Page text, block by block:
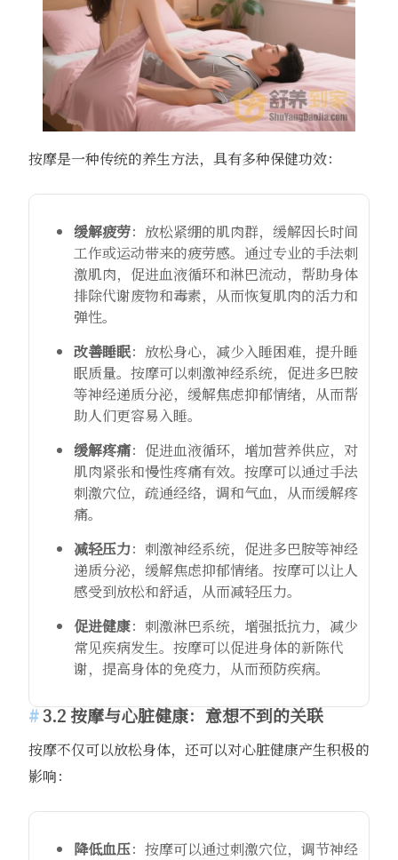
按摩是一种传统的养生方法，具有多种保健功效：
缓解疲劳：放松紧绷的肌肉群，缓解因长时间
工作或运动带来的疲劳感。通过专业的手法刺
激肌肉，促进血液循环和淋巴流动，帮助身体
排除代谢废物和毒素，从而恢复肌肉的活力和
弹性。
改善睡眠：放松身心，减少入睡困难，提升睡
眠质量。按摩可以刺激神经系统，促进多巴胺
等神经递质分泌，缓解焦虑抑郁情绪，从而帮
助人们更容易入睡。
缓解疼痛：促进血液循环，增加营养供应，对
肌肉紧张和慢性疼痛有效。按摩可以通过手法
刺激穴位，疏通经络，调和气血，从而缓解疼
痛。
减轻压力：刺激神经系统，促进多巴胺等神经
递质分泌，缓解焦虑抑郁情绪。按摩可以让人
感受到放松和舒适，从而减轻压力。
促进健康：刺激淋巴系统，增强抵抗力，减少
常见疾病发生。按摩可以促进身体的新陈代
谢，提高身体的免疫力，从而预防疾病。
3.2 按摩与心脏健康：意想不到的关联
按摩不仅可以放松身体，还可以对心脏健康产生积极的
影响：
降低血压：按摩可以通过刺激穴位，调节神经